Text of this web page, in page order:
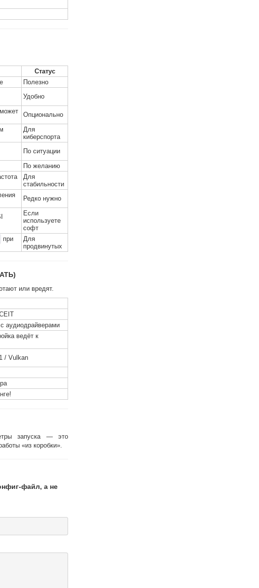
Статус
Полезно
Удобно
Опционально
Для
киберспорта
По ситуации
По желанию
Для
стабильности
Редко нужно
Если
используете
софт
при
Для
продвинутых
или вредят.
аудиодрайверами
ведёт к
/ Vulkan
запуска — это
«из коробки».
файл, а не